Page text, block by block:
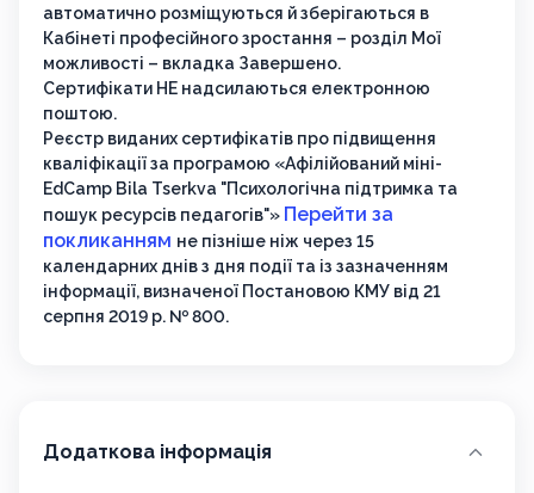
автоматично розміщуються й зберігаються в
Кабінеті професійного зростання – розділ Мої
можливості – вкладка Завершено.
Сертифікати НЕ надсилаються електронною
поштою.
Реєстр виданих сертифікатів про підвищення
кваліфікації за програмою «Афілійований міні-
EdCamp Bila Tserkva "Психологічна підтримка та
пошук ресурсів педагогів"» Перейти за
покликанням не пізніше ніж через 15
календарних днів з дня події та із зазначенням
інформації, визначеної Постановою КМУ від 21
серпня 2019 р. № 800.
Додаткова інформація